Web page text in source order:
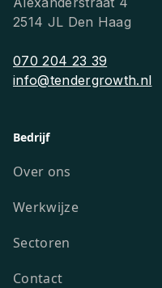
2514 JL Den Haag
070 204 23 39
info@tendergrowth.nl
Bedrijf
Over ons
Werkwijze
Sectoren
Contact